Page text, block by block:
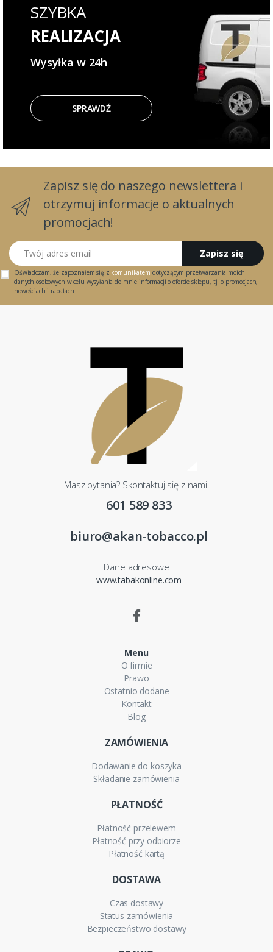
SZYBKA
REALIZACJA
Wysyłka w 24h
SPRAWDŹ
Zapisz się do naszego newslettera i
otrzymuj informacje o aktualnych
promocjach!
Twój adres email
Zapisz się
Oświadczam, że zapoznałem się z komunikatem dotyczącym przetwarzania moich
danych osobowych w celu wysyłania do mnie informacji o ofercie sklepu, tj. o promocjach,
nowościach i rabatach
Masz pytania? Skontaktuj się z nami!
601 589 833
biuro@akan-tobacco.pl
Dane adresowe
www.tabakonline.com
Menu
O firmie
Prawo
Ostatnio dodane
Kontakt
Blog
ZAMÓWIENIA
Dodawanie do koszyka
Składanie zamówienia
PŁATNOŚĆ
Płatność przelewem
Płatność przy odbiorze
Płatność kartą
DOSTAWA
Czas dostawy
Status zamówienia
Bezpieczeństwo dostawy